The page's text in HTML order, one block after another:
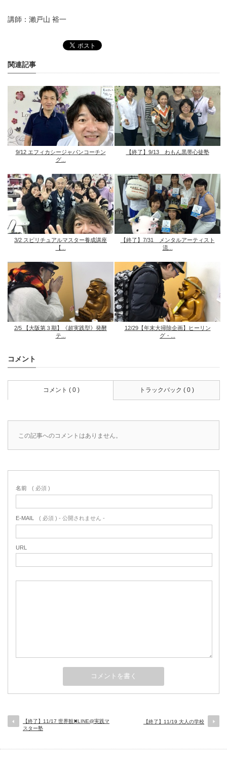
講師：瀨戸山 裕一
関連記事
9/12 エフィカシージャパンコーチン
グ...
【終了】9/13 わもん黒帯心徒塾
3/2 スピリチュアルマスター養成講座
【...
【終了】7/31 メンタルアーティスト
流...
2/5 【大阪第３期】《超実践型》発酵
テ...
12/29【年末大掃除企画】ヒーリン
グ・...
コメント
コメント ( 0 ) トラックバック ( 0 )
この記事へのコメントはありません。
名前 ( 必須 )
E-MAIL ( 必須 ) - 公開されません -
URL
【終了】11/17 世界観✖︎LINE@実践マ
スター塾
【終了】11/19 大人の学校